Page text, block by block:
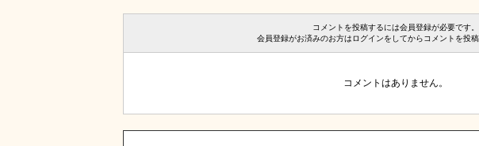
コメントを投稿するには会員登録が必要です。
会員登録がお済みのお方はログインをしてからコメントを投稿
コメントはありません。